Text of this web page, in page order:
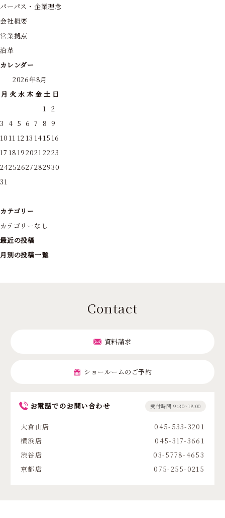
パーパス・企業理念
会社概要
営業拠点
沿革
カレンダー
2026年8月
月 火水 木金 土 日
1 2
3 4 5 6 7 8 9
10 11 12 13 1415 16
17 18 1920212223
24252627282930
31
カテゴリー
カテゴリーなし
最近の投稿
月別の投稿一覧
Contact
資料請求
ショールームのご予約
お電話でのお問い合わせ 受付時間 9:30~18:00
大倉山店
045-533-3201
横浜店
045-317-3661
渋谷店
03-5778-4653
京都店
075-255-0215